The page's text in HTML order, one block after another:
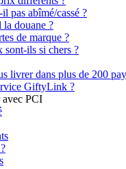
pas abîmé/cassé ?
la douane ?
de marque ?
sont-ils si chers ?
livrer dans plus de 200
GiftyLink ?
avec PCI